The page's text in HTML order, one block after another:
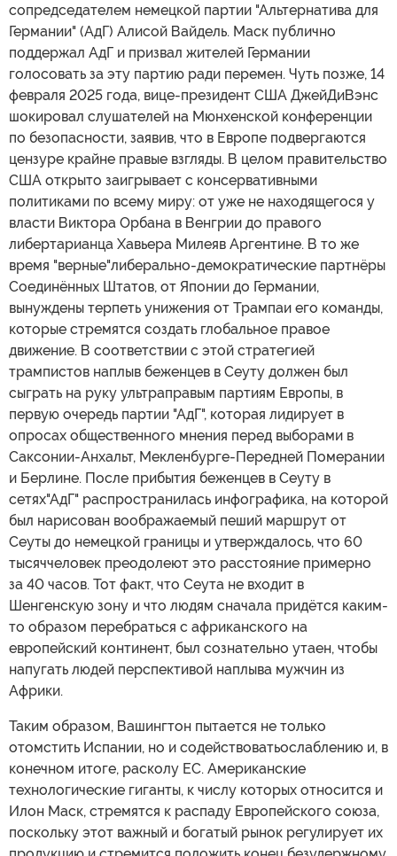
сопредседателем немецкой партии "Альтернатива для
Германии" (АдГ) Алисой Вайдель. Маск публично
поддержал АдГ и призвал жителей Германии
голосовать за эту партию ради перемен. Чуть позже, 14
февраля 2025 года, вице-президент США ДжейДиВэнс
шокировал слушателей на Мюнхенской конференции
по безопасности, заявив, что в Европе подвергаются
цензуре крайне правые взгляды. В целом правительство
США открыто заигрывает с консервативными
политиками по всему миру: от уже не находящегося у
власти Виктора Орбана в Венгрии до правого
либертарианца Хавьера Милеяв Аргентине. В то же
время "верные"либерально-демократические партнёры
Соединённых Штатов, от Японии до Германии,
вынуждены терпеть унижения от Трампаи его команды,
которые стремятся создать глобальное правое
движение. В соответствии с этой стратегией
трампистов наплыв беженцев в Сеуту должен был
сыграть на руку ультраправым партиям Европы, в
первую очередь партии "АдГ", которая лидирует в
опросах общественного мнения перед выборами в
Саксонии-Анхальт, Мекленбурге-Передней Померании
и Берлине. После прибытия беженцев в Сеуту в
сетях"АдГ" распространилась инфографика, на которой
был нарисован воображаемый пеший маршрут от
Сеуты до немецкой границы и утверждалось, что 60
тысяччеловек преодолеют это расстояние примерно
за 40 часов. Тот факт, что Сеута не входит в
Шенгенскую зону и что людям сначала придётся каким-
то образом перебраться с африканского на
европейский континент, был сознательно утаен, чтобы
напугать людей перспективой наплыва мужчин из
Африки.
Таким образом, Вашингтон пытается не только
отомстить Испании, но и содействоватьослаблению и, в
конечном итоге, расколу ЕС. Американские
технологические гиганты, к числу которых относится и
Илон Маск, стремятся к распаду Европейского союза,
поскольку этот важный и богатый рынок регулирует их